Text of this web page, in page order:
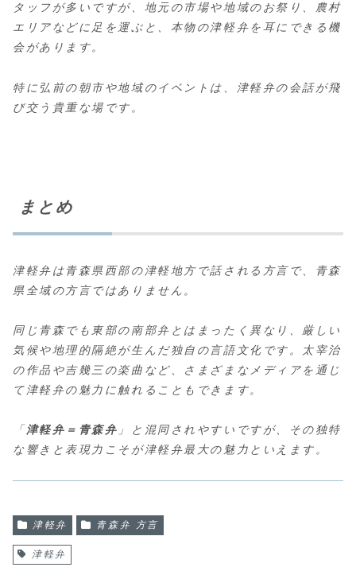
タッフが多いですが、地元の市場や地域のお祭り、農村
エリアなどに足を運ぶと、本物の津軽弁を耳にできる機
会があります。
特に弘前の朝市や地域のイベントは、津軽弁の会話が飛
び交う貴重な場です。
まとめ
津軽弁は青森県西部の津軽地方で話される方言で、青森
県全域の方言ではありません。
同じ青森でも東部の南部弁とはまったく異なり、厳しい
気候や地理的隔絶が生んだ独自の言語文化です。太宰治
の作品や吉幾三の楽曲など、さまざまなメディアを通じ
て津軽弁の魅力に触れることもできます。
「 津軽弁＝青森弁 」と混同されやすいですが、その独特
な響きと表現力こそが津軽弁最大の魅力といえます。
津軽弁 青森弁 方言
津軽弁